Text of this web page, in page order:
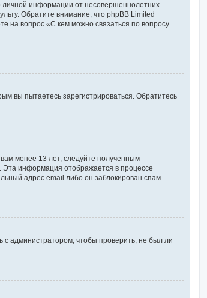
личной информации от несовершеннолетних
Обратите внимание, что phpBB Limited
на вопрос «С кем можно связаться по вопросу
вы пытаетесь зарегистрироваться. Обратитесь
менее 13 лет, следуйте полученным
Эта информация отображается в процессе
адрес email либо он заблокирован спам-
с администратором, чтобы проверить, не был ли